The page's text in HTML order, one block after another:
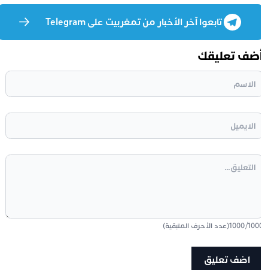
تابعوا آخر الأخبار من تمغربيت على Telegram
تعليقك
/
1000(عدد الأحرف المتبقية)